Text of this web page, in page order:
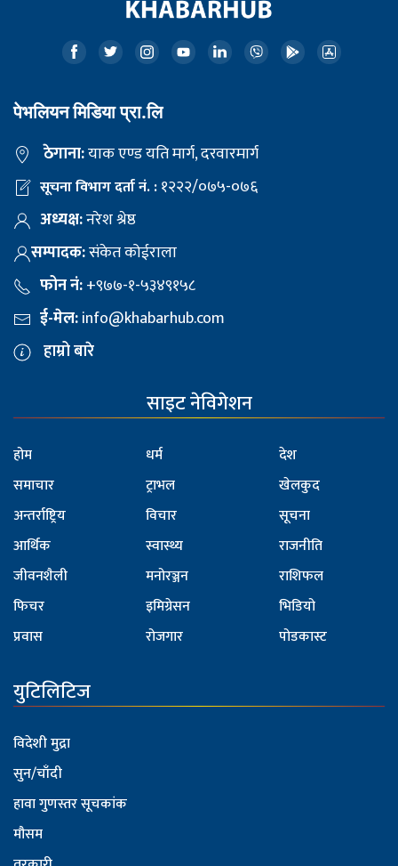
पेभलियन मिडिया प्रा.लि
ठेगाना:याक एण्ड यति मार्ग, दरवारमार्ग
सूचना विभाग दर्ता नं. :१२२२/०७५-०७६
अध्यक्ष:नरेश श्रेष्ठ
सम्पादक:संकेत कोईराला
फोन नं:+९७७-१-५३४९१५८
ई-मेल:info@khabarhub.com
हाम्रो बारे
साइट नेविगेशन
होम
समाचार
अन्तर्राष्ट्रिय
आर्थिक
जीवनशैली
फिचर
प्रवास
धर्म
ट्राभल
विचार
स्वास्थ्य
मनोरञ्जन
इमिग्रेसन
रोजगार
देश
खेलकुद
सूचना
राजनीति
राशिफल
भिडियो
पोडकास्ट
युटिलिटिज
विदेशी मुद्रा
सुन/चाँदी
हावा गुणस्तर सूचकांक
मौसम